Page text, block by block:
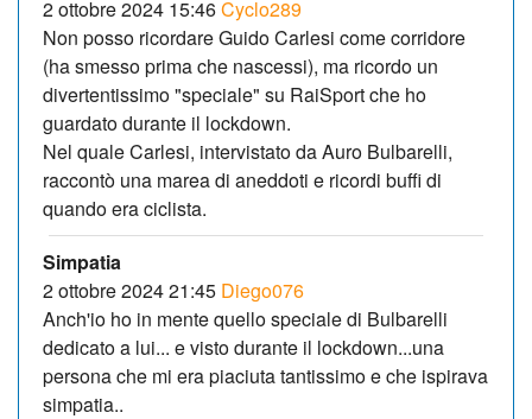
2 ottobre 2024 15:46Cyclo289
Non posso ricordare Guido Carlesi come corridore
(ha smesso prima che nascessi), ma ricordo un
divertentissimo "speciale" su RaiSport che ho
guardato durante il lockdown.
Nel quale Carlesi, intervistato da Auro Bulbarelli,
raccontò una marea di aneddoti e ricordi buffi di
quando era ciclista.
Simpatia
2 ottobre 2024 21:45 Diego076
Anch'io ho in mente quello speciale di Bulbarelli
dedicato a lui... e visto durante il lockdown...una
persona che mi era piaciuta tantissimo e che ispirava
simpatia..